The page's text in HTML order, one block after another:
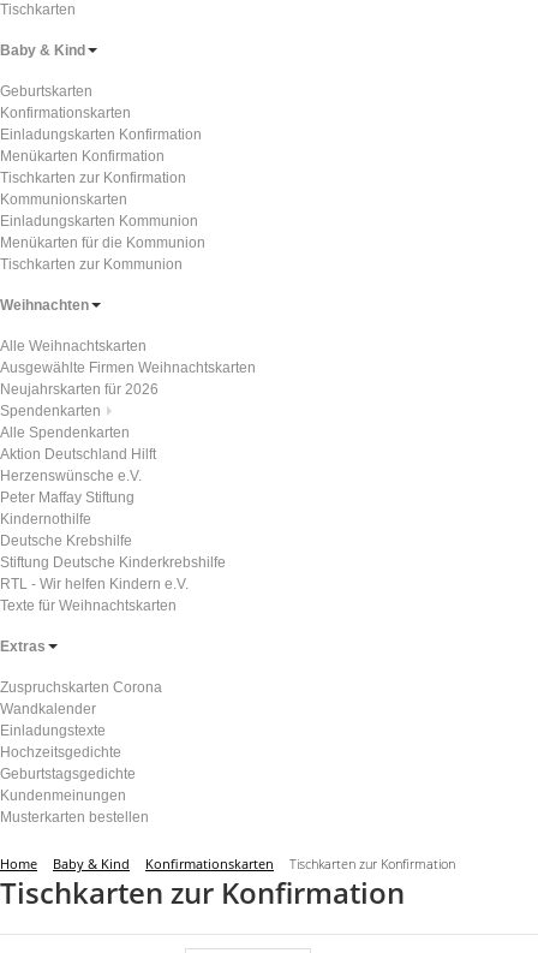
Tischkarten
Baby & Kind
Geburtskarten
Konfirmationskarten
Einladungskarten Konfirmation
Menükarten Konfirmation
Tischkarten zur Konfirmation
Kommunionskarten
Einladungskarten Kommunion
Menükarten für die Kommunion
Tischkarten zur Kommunion
Weihnachten
Alle Weihnachtskarten
Ausgewählte Firmen Weihnachtskarten
Neujahrskarten für 2026
Spendenkarten
Alle Spendenkarten
Aktion Deutschland Hilft
Herzenswünsche e.V.
Peter Maffay Stiftung
Kindernothilfe
Deutsche Krebshilfe
Stiftung Deutsche Kinderkrebshilfe
RTL - Wir helfen Kindern e.V.
Texte für Weihnachtskarten
Extras
Zuspruchskarten Corona
Wandkalender
Einladungstexte
Hochzeitsgedichte
Geburtstagsgedichte
Kundenmeinungen
Musterkarten bestellen
Home Baby & Kind Konfirmationskarten Tischkarten zur Konfirmation
Tischkarten zur Konfirmation